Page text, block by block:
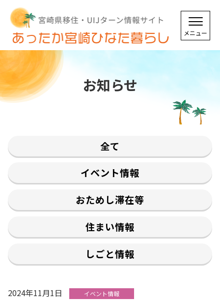
お知らせ
全て
イベント情報
おためし滞在等
住まい情報
しごと情報
2024年11月1日 イベント情報